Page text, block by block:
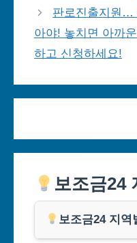
판로진출지원…
아야! 놓치면 아까
하고 신청하세요!
보조금24
보조금24 지역